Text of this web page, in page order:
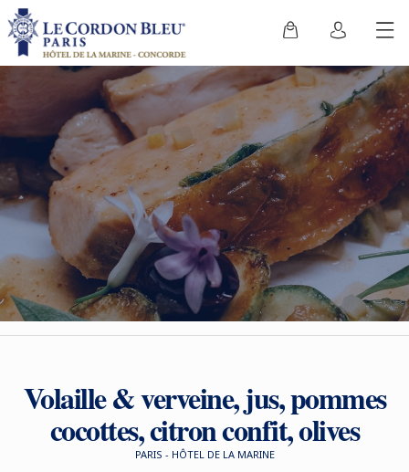
Volaille & verveine, jus, pommes
cocottes, citron confit, olives
PARIS - HÔTEL DE LA MARINE